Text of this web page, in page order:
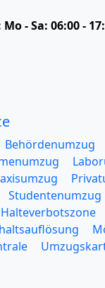
Mo - Sa: 06:00 -
Behördenumzug
Studentenumzug
Halteverbotszone